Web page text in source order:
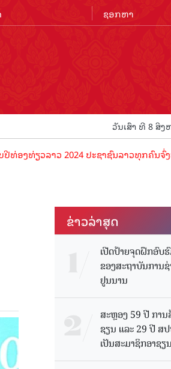
ວັນເສົາ ທີ 8 ສິງ
ລາວ 2024 ປະຊາຊົນລາວທຸກຄົນຈົ່ງພ້ອມເປັ
ຂ່າວ​ລ່າ​ສຸດ
ເປີດປ້າຍຈຸດຝຶກອົບ
ຂອງສະຖາບັນການ
ຢູນນານ
ສະຫຼອງ 59 ປີ ການ
ຊຽນ ແລະ 29 ປີ ສປ
ເປັນສະມາຊິກອາຊຽນ